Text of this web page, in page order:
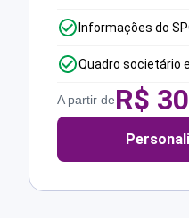
Informações do
Quadro societário
A partir deR$